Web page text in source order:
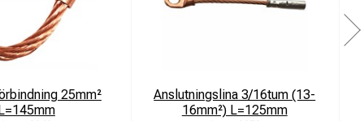
25mm²
Anslutningslina 3/16tum (13-
16mm²) L=125mm